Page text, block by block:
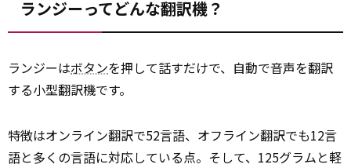
ランジーってどんな翻訳機？
ランジーはボタンを押して話すだけで、自動で音声を翻訳
する小型翻訳機です。
特徴はオンライン翻訳で52言語、オフライン翻訳でも12言
語と多くの言語に対応している点。そして、125グラムと軽